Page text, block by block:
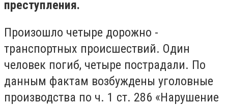
преступления.
Произошло четыре дорожно -
транспортных происшествий. Один
человек погиб, четыре пострадали. По
данным фактам возбуждены уголовные
производства по ч. 1 ст. 286 «Нарушение